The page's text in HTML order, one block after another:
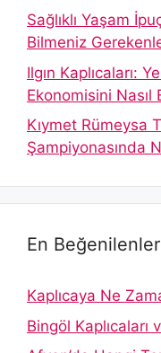
Sağlıklı Yaşam
Bilmeniz
Ilgın Kaplıcaları:
Ekonomisini Nasıl
Kıymet Rümeysa
Şampiyonasında
En Beğenilenler
Kaplıcaya Ne
Bingöl Kaplıcaları